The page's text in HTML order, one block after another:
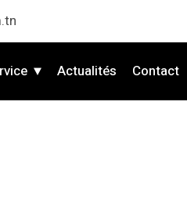
Actualités Contact